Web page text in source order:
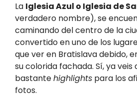
La Iglesia Azul o Iglesia de
verdadero nombre), se
caminando del centro de la
convertido en uno de los
que ver en Bratislava debido,
su colorida fachada. Sí, ya veis
bastantehighlights para los
fotos.